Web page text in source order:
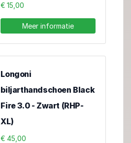
€ 15,00
Meer informatie
Longoni
biljarthandschoen Black
Fire 3.0 - Zwart (RHP-
XL)
€ 45,00